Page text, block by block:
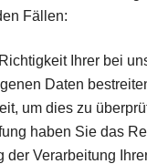
Fällen:
Ihrer bei
Daten
um dies zu
haben Sie das
der Verarbeitung